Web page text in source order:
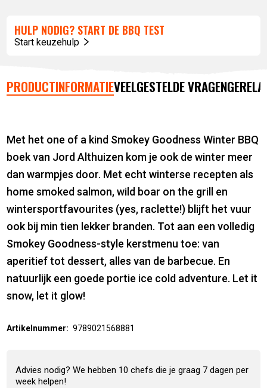
HULP NODIG? START DE BBQ TEST
Start keuzehulp
PRODUCTINFORMATIEVEELGESTELDE VRAGEN
Met het one of a kind Smokey Goodness Winter BBQ
boek van Jord Althuizen kom je ook de winter meer
dan warmpjes door. Met echt winterse recepten als
home smoked salmon, wild boar on the grill en
wintersportfavourites (yes, raclette!) blijft het vuur
ook bij min tien lekker branden. Tot aan een volledig
Smokey Goodness-style kerstmenu toe: van
aperitief tot dessert, alles van de barbecue. En
natuurlijk een goede portie ice cold adventure. Let it
snow, let it glow!
Artikelnummer: 9789021568881
Advies nodig? We hebben 10 chefs die je graag 7 dagen per
week helpen!